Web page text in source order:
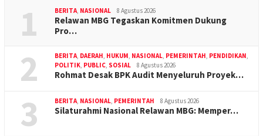
1 BERITA, NASIONAL 8 Agustus 2026
Relawan MBG Tegaskan Komitmen Dukung
Pro…
2 BERITA, DAERAH, HUKUM, NASIONAL, PEMERINTAH, PENDIDIKAN,
POLITIK, PUBLIC, SOSIAL 8 Agustus 2026
Rohmat Desak BPK Audit Menyeluruh Proyek…
3 BERITA, NASIONAL, PEMERINTAH 8 Agustus 2026
Silaturahmi Nasional Relawan MBG: Memper…